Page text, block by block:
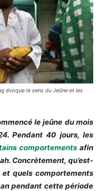
évoque le sens du Jeûne et les
le jeûne du mois
Pendant 40 jours, les
comportements afin
Concrètement, qu’est-
quels comportements
pendant cette période